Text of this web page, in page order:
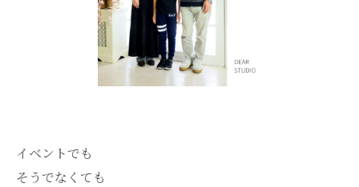
イベントでも
そうでなくても